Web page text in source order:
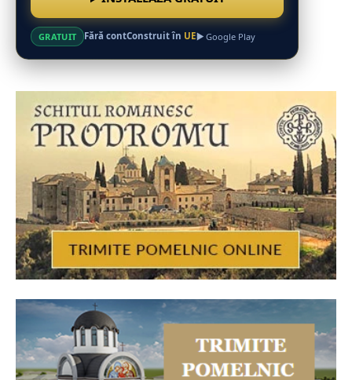
GRATUIT Fără contConstruit în UE Google Play